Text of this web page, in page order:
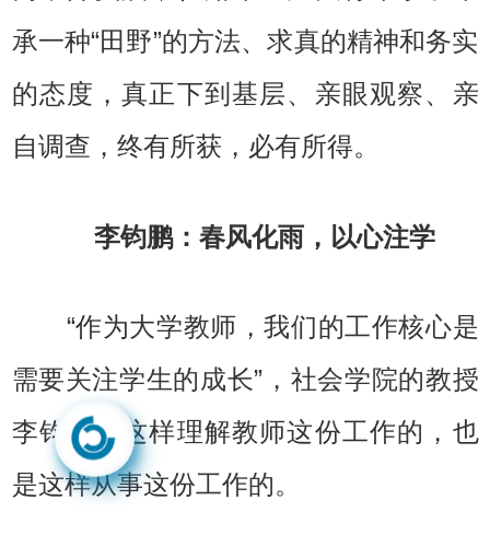
承一种“田野”的方法、求真的精神和务实
的态度，真正下到基层、亲眼观察、亲
自调查，终有所获，必有所得。
李钧鹏：春风化雨，以心注学
“作为大学教师，我们的工作核心是
需要关注学生的成长”，社会学院的教授
李钧鹏是这样理解教师这份工作的，也
是这样从事这份工作的。